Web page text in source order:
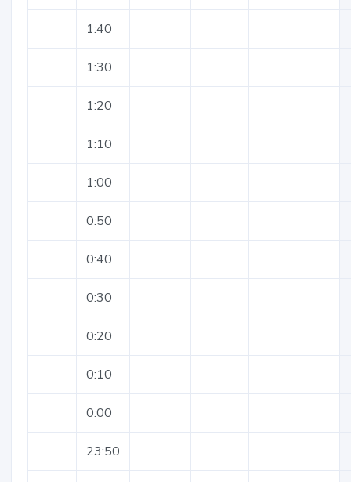
1:40
1:30
1:20
1:10
1:00
0:50
0:40
0:30
0:20
0:10
0:00
23:50